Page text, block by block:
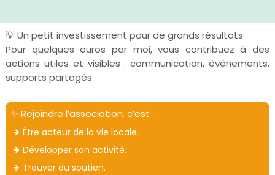
💡 Un petit investissement pour de grands résultats
Pour quelques euros par moi, vous contribuez à des
actions utiles et visibles : communication, événements,
supports partagés
✨ Rejoindre l’association, c’est :
Être acteur de la vie locale.
Développer son activité.
Trouver du soutien.